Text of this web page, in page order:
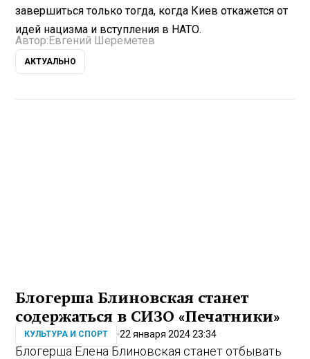
завершиться только тогда, когда Киев откажется от
идей нацизма и вступления в НАТО.
Автор: Евгений Шереметев
АКТУАЛЬНО
Блогерша Блиновская станет
содержаться в СИЗО «Печатники»
КУЛЬТУРА И СПОРТ 22 января 2024 23:34
Блогерша Елена Блиновская станет отбывать